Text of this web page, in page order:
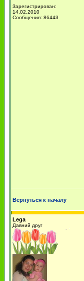
Зарегистрирован:
14.02.2010
Сообщения: 86443
Вернуться к началу
Lega
Давний друг